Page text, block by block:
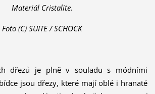
Materiál Cristalite.
Foto (C) SUITE / SCHOCK
dřezů je plně v souladu s módními
jsou dřezy, které mají oblé i hranaté